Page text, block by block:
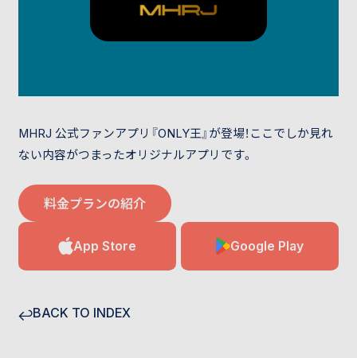
MHRJ 公式ファンアプリ『ONLY王』が登場！ここでしか見れ
ない内容がつまったオリジナルアプリです。
料金プランの紹介
App Store Google Play
BACK TO INDEX